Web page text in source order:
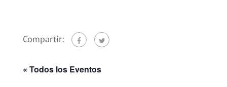
Compartir:
« Todos los Eventos